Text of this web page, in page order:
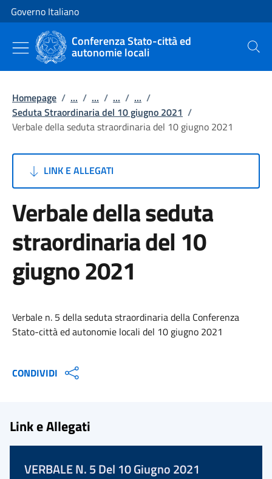
Vai al contenuto
Vai alla navigazione del sito
Governo Italiano
Conferenza Stato-città ed
autonomie locali Cerca
Homepage / ... / ... / ... / ... /
Seduta Straordinaria del 10 giugno 2021 /
Verbale della seduta straordinaria del 10 giugno 2021
LINK E ALLEGATI
Verbale della seduta
straordinaria del 10
giugno 2021
Verbale n. 5 della seduta straordinaria della Conferenza
Stato-città ed autonomie locali del 10 giugno 2021
CONDIVIDI
Link e Allegati
VERBALE N. 5 Del 10 Giugno 2021